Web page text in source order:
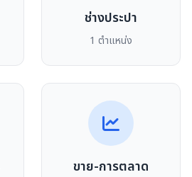
ช่างประปา
1 ตำแหน่ง
ขาย-การตลาด